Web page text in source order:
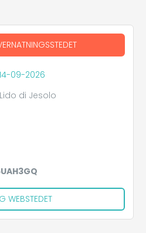
09-2026
di Jesolo
WEBSTEDET